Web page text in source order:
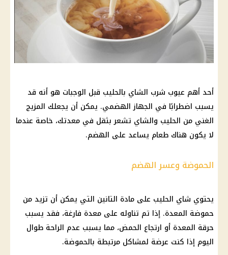
أحد أهم عيوب شرب الشاي بالحليب قبل الوجبات هو أنه قد
يسبب اضطرابًا في الجهاز الهضمي. يمكن أن يجعلك المزيج
الغني من الحليب والشاي تشعر بثقل في معدتك، خاصة عندما
لا يكون هناك طعام يساعد على الهضم.
الحموضة وعسر الهضم
يحتوي شاي الحليب على مادة التانين التي يمكن أن تزيد من
حموضة المعدة. إذا تم تناوله على معدة فارغة، فقد يسبب
حرقة المعدة أو ارتجاع الحمض، مما يسبب عدم الراحة طوال
اليوم إذا كنت عرضة لمشاكل مرتبطة بالحموضة.